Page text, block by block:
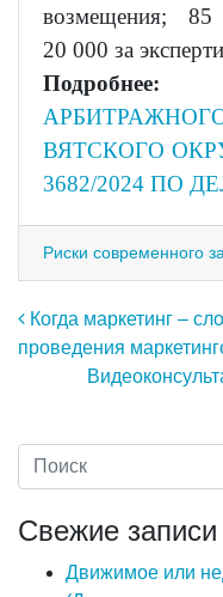
возмещения;
20 000 за
Подробнее:
ВЯТСКОГО
3682/2024 ПО
Риски современного
Навигация
Когда маркетинг –
проведения
Свежие записи
Движимое или